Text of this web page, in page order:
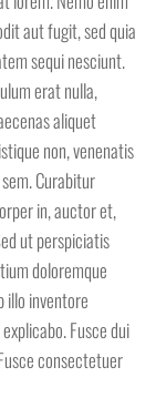
aut fugit, sed quia
sequi nesciunt.
erat nulla,
aliquet
non, venenatis
Curabitur
in, auctor et,
ut perspiciatis
doloremque
illo inventore
Fusce dui
consectetuer